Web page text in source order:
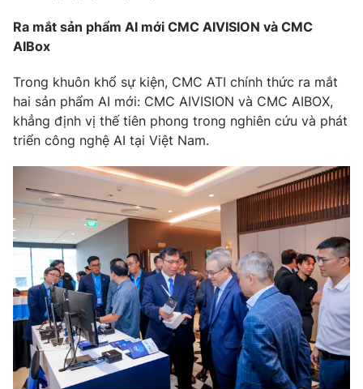
Ra mắt sản phẩm AI mới CMC AIVISION và CMC
AIBox
Trong khuôn khổ sự kiện, CMC ATI chính thức ra mắt
hai sản phẩm AI mới: CMC AIVISION và CMC AIBOX,
khẳng định vị thế tiên phong trong nghiên cứu và phát
triển công nghệ AI tại Việt Nam.